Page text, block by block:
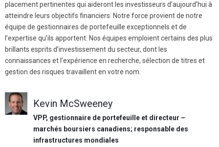
placement pertinentes qui aideront les investisseurs d’aujourd’hui à
atteindre leurs objectifs financiers. Notre force provient de notre
équipe de gestionnaires de portefeuille exceptionnels et de
l’expertise qu’ils apportent. Nos équipes emploient certains des plus
brillants esprits d’investissement du secteur, dont les
connaissances et l’expérience en recherche, sélection de titres et
gestion des risques travaillent en votre nom.
Kevin McSweeney
VPP, gestionnaire de portefeuille et directeur –
marchés boursiers canadiens; responsable des
infrastructures mondiales